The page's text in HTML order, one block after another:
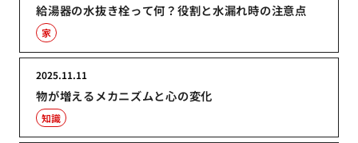
給湯器の水抜き栓って何？役割と水漏れ時の注意点
家
物が増えるメカニズムと心の変化
2025.11.11
知識